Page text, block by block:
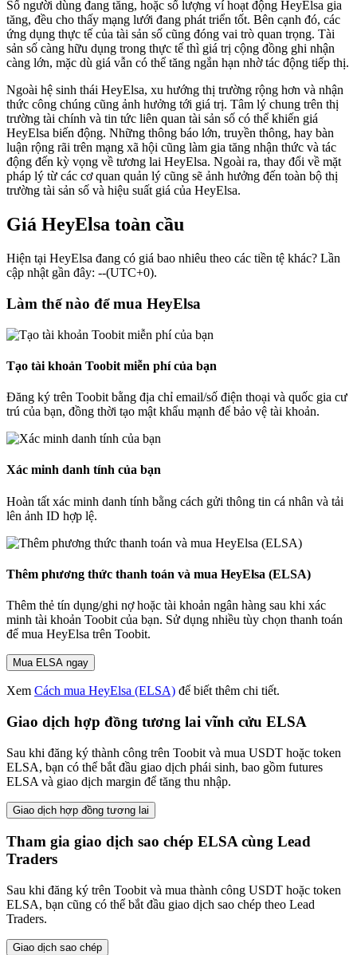
Số người dùng đang tăng, hoặc số lượng ví hoạt động HeyElsa gia
tăng, đều cho thấy mạng lưới đang phát triển tốt. Bên cạnh đó, các
ứng dụng thực tế của tài sản số cũng đóng vai trò quan trọng. Tài
sản số càng hữu dụng trong thực tế thì giá trị cộng đồng ghi nhận
càng lớn, mặc dù giá vẫn có thể tăng ngắn hạn nhờ tác động tiếp thị.
Ngoài hệ sinh thái HeyElsa, xu hướng thị trường rộng hơn và nhận
thức công chúng cũng ảnh hưởng tới giá trị. Tâm lý chung trên thị
trường tài chính và tin tức liên quan tài sản số có thể khiến giá
HeyElsa biến động. Những thông báo lớn, truyền thông, hay bàn
luận rộng rãi trên mạng xã hội cũng làm gia tăng nhận thức và tác
động đến kỳ vọng về tương lai HeyElsa. Ngoài ra, thay đổi về mặt
pháp lý từ các cơ quan quản lý cũng sẽ ảnh hưởng đến toàn bộ thị
trường tài sản số và hiệu suất giá của HeyElsa.
Giá HeyElsa toàn cầu
Hiện tại HeyElsa đang có giá bao nhiêu theo các tiền tệ khác? Lần
cập nhật gần đây: --(UTC+0).
Làm thế nào để mua HeyElsa
Tạo tài khoản Toobit miễn phí của bạn
Đăng ký trên Toobit bằng địa chỉ email/số điện thoại và quốc gia cư
trú của bạn, đồng thời tạo mật khẩu mạnh để bảo vệ tài khoản.
Xác minh danh tính của bạn
Hoàn tất xác minh danh tính bằng cách gửi thông tin cá nhân và tải
lên ảnh ID hợp lệ.
Thêm phương thức thanh toán và mua HeyElsa (ELSA)
Thêm thẻ tín dụng/ghi nợ hoặc tài khoản ngân hàng sau khi xác
minh tài khoản Toobit của bạn. Sử dụng nhiều tùy chọn thanh toán
để mua HeyElsa trên Toobit.
Mua ELSA ngay
Xem Cách mua HeyElsa (ELSA) để biết thêm chi tiết.
Giao dịch hợp đồng tương lai vĩnh cửu ELSA
Sau khi đăng ký thành công trên Toobit và mua USDT hoặc token
ELSA, bạn có thể bắt đầu giao dịch phái sinh, bao gồm futures
ELSA và giao dịch margin để tăng thu nhập.
Giao dịch hợp đồng tương lai
Tham gia giao dịch sao chép ELSA cùng Lead
Traders
Sau khi đăng ký trên Toobit và mua thành công USDT hoặc token
ELSA, bạn cũng có thể bắt đầu giao dịch sao chép theo Lead
Traders.
Giao dịch sao chép